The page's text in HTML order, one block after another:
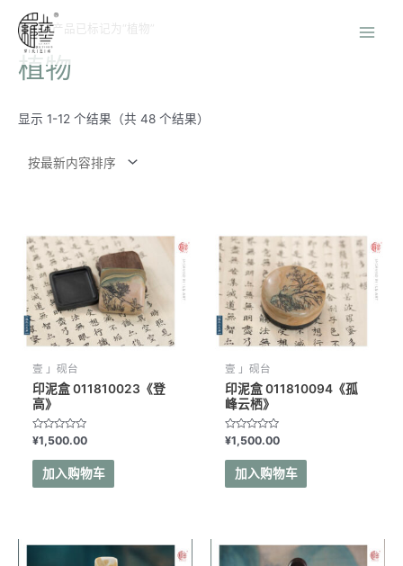
首页/ 产品已标记为“植物”
植物
显示 1-12 个结果（共 48 个结果）
壹 」砚台
印泥盒 011810023《登
高》
评
0
&sol;
¥1,500.00
加入购物车
壹 」砚台
印泥盒 011810094《孤
峰云栖》
评
0
&sol;
¥1,500.00
加入购物车